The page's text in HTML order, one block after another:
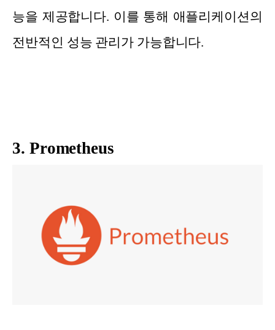
능을 제공합니다. 이를 통해 애플리케이션의
전반적인 성능 관리가 가능합니다.
3. Prometheus